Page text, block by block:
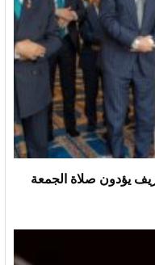
يؤدون صلاة الجمعة